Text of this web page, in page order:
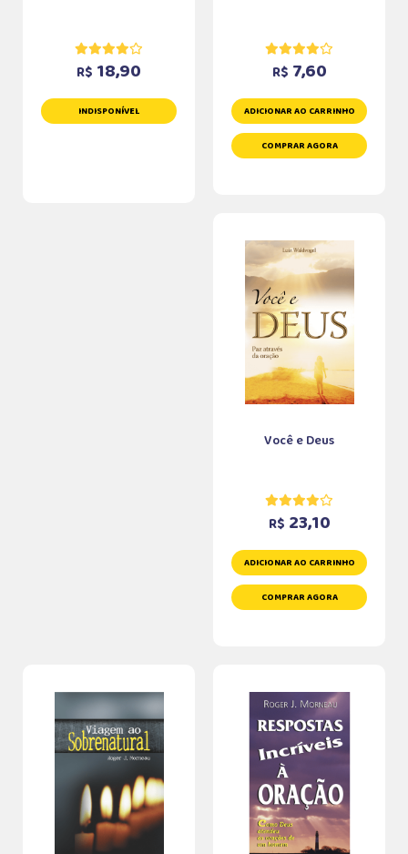
R$ 18,90
INDISPONÍVEL
R$ 7,60
ADICIONAR AO CARRINHO
COMPRAR AGORA
Você e Deus
R$ 23,10
ADICIONAR AO CARRINHO
COMPRAR AGORA